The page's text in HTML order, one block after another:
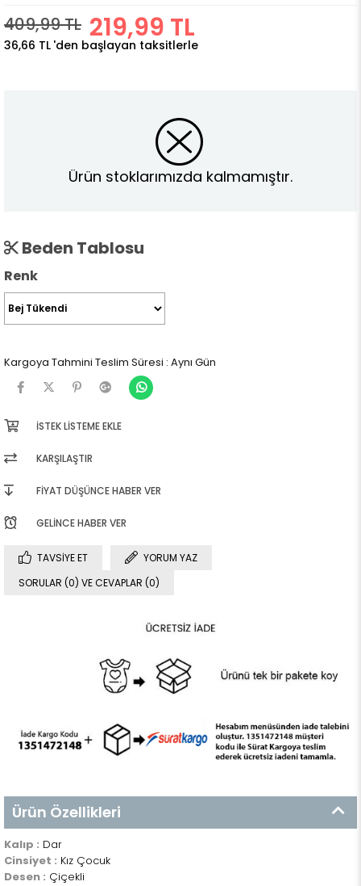
409,99 TL 219,99 TL
36,66 TL 'den başlayan taksitlerle
Ürün stoklarımızda kalmamıştır.
Beden Tablosu
Renk
Kargoya Tahmini Teslim Süresi : Aynı Gün
İSTEK LISTEME EKLE
KARŞILAŞTIR
FIYAT DÜŞÜNCE HABER VER
GELINCE HABER VER
TAVSIYE ET
YORUM YAZ
SORULAR (0) VE CEVAPLAR (0)
Ürün Özellikleri
Kalıp : Dar
Cinsiyet : Kız Çocuk
Desen : Çiçekli